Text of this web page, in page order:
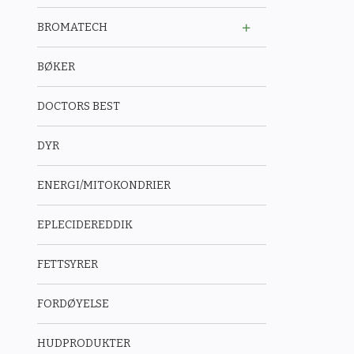
BROMATECH
BØKER
DOCTORS BEST
DYR
ENERGI/MITOKONDRIER
EPLECIDEREDDIK
FETTSYRER
FORDØYELSE
HUDPRODUKTER